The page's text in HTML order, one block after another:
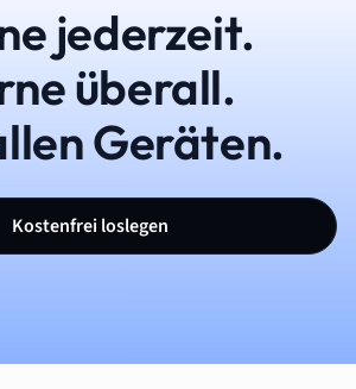
jederzeit.
überall.
Geräten.
Kostenfrei loslegen